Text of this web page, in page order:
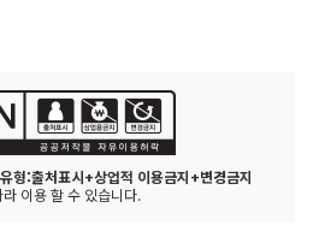
형:출처표시+상업적 이용금지+변경금지
이용 할 수 있습니다.